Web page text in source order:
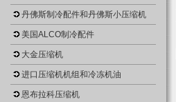
丹佛斯制冷配件和丹佛斯小压缩机
美国ALCO制冷配件
大金压缩机
进口压缩机机组和冷冻机油
恩布拉科压缩机